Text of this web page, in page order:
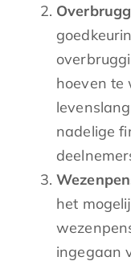
hoeven te
nadelige
het
ingegaan